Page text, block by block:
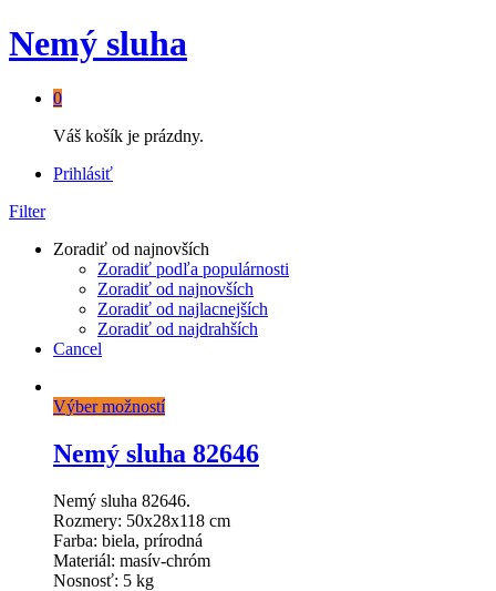
Nemý sluha
0
Váš košík je prázdny.
Prihlásiť
Filter
Zoradiť od najnovších
Zoradiť podľa populárnosti
Zoradiť od najnovších
Zoradiť od najlacnejších
Zoradiť od najdrahších
Cancel
Výber možností
Nemý sluha 82646
Nemý sluha 82646.
Rozmery: 50x28x118 cm
Farba: biela, prírodná
Materiál: masív-chróm
Nosnosť: 5 kg